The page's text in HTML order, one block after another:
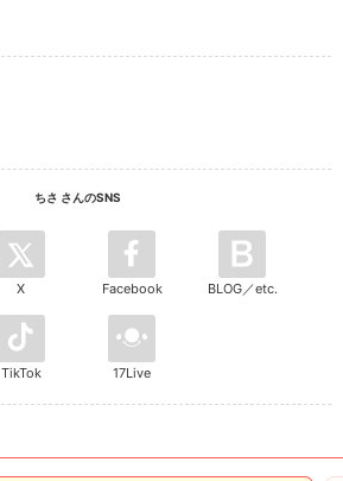
ちさ さんのSNS
X Facebook BLOG／etc.
TikTok 17Live